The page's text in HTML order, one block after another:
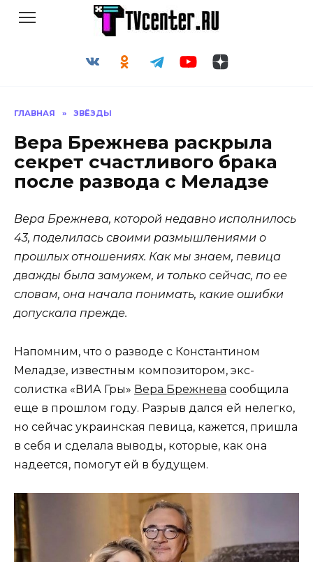
ГЛАВНАЯ » ЗВЁЗДЫ
Вера Брежнева раскрыла
секрет счастливого брака
после развода с Меладзе
Вера Брежнева, которой недавно исполнилось
43, поделилась своими размышлениями о
прошлых отношениях. Как мы знаем, певица
дважды была замужем, и только сейчас, по ее
словам, она начала понимать, какие ошибки
допускала прежде.
Напомним, что о разводе с Константином
Меладзе, известным композитором, экс-
солистка «ВИА Гры» Вера Брежнева сообщила
еще в прошлом году. Разрыв дался ей нелегко,
но сейчас украинская певица, кажется, пришла
в себя и сделала выводы, которые, как она
надеется, помогут ей в будущем.